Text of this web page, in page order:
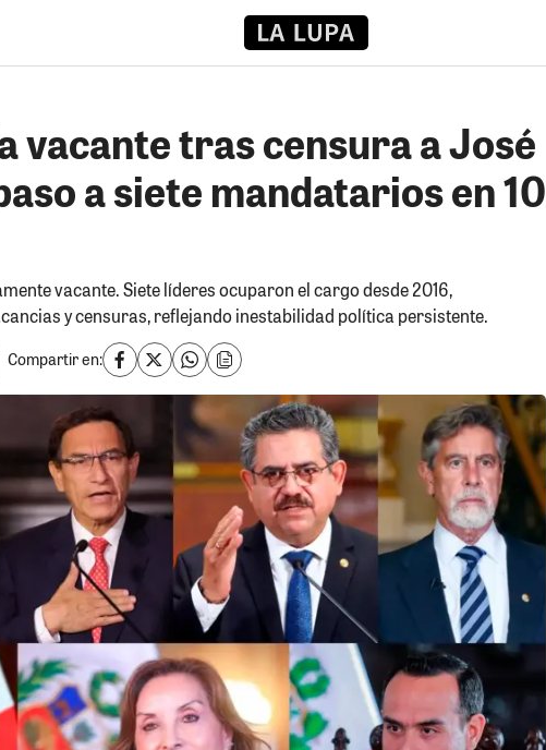
vacante tras censura a José
a siete mandatarios en 10
vacante. Siete líderes ocuparon el cargo desde 2016,
y censuras, reflejando inestabilidad política persistente.
Compartir en: